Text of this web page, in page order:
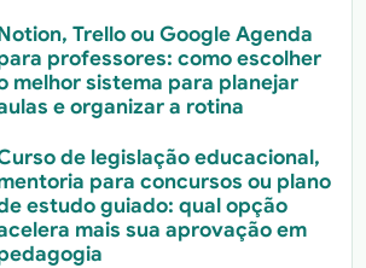
Trello ou Google Agenda
professores: como escolher
melhor sistema para planejar
e organizar a rotina
de legislação educacional,
para concursos ou plano
estudo guiado: qual opção
mais sua aprovação em